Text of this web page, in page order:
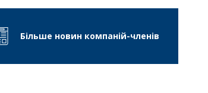
Більше новин компаній-членів